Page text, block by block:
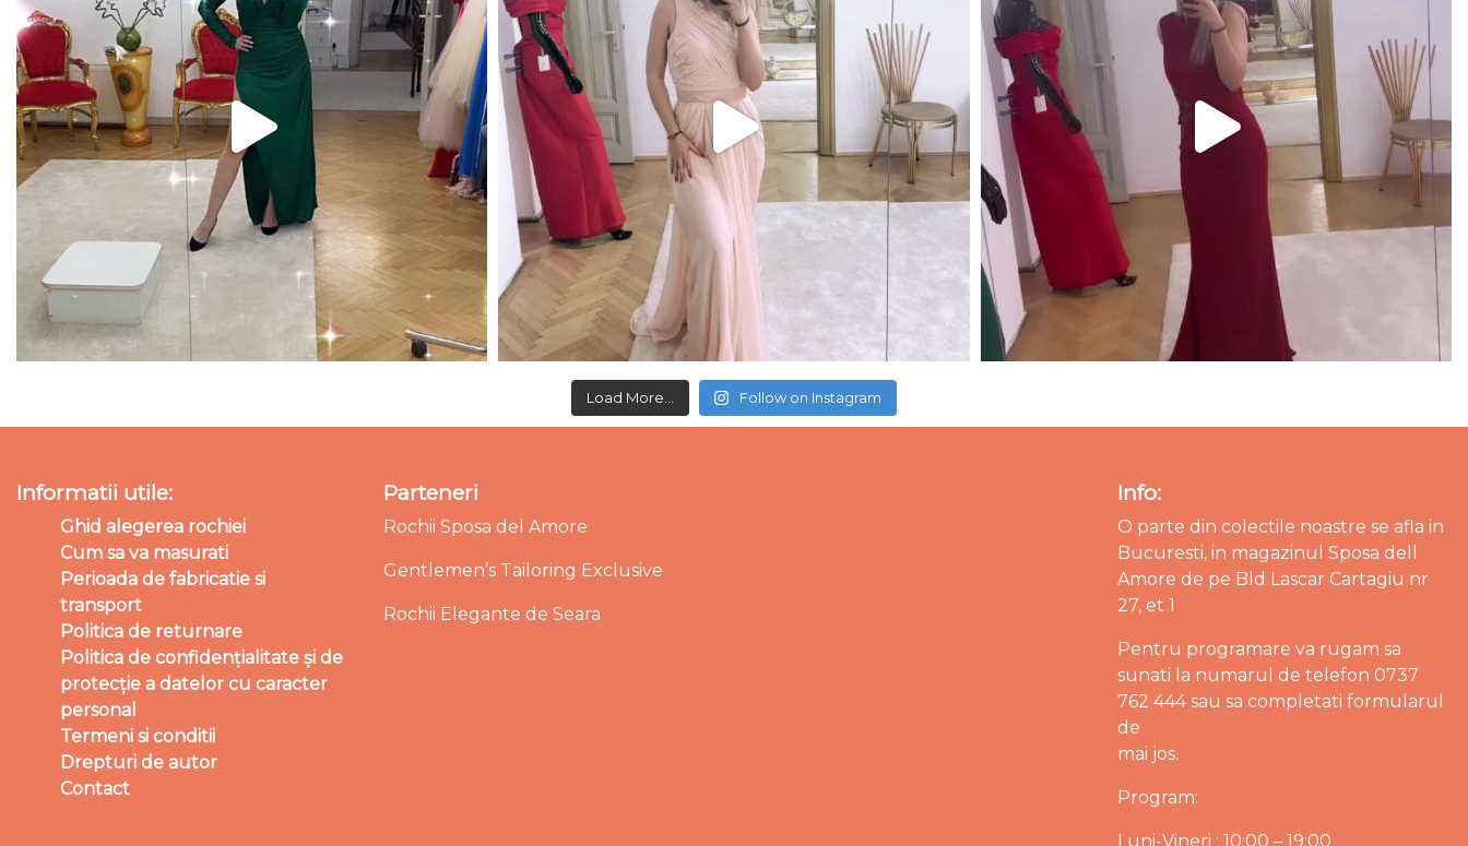
Load More... Follow on Instagram
Informatii utile:
Ghid alegerea rochiei
Cum sa va masurati
Perioada de fabricatie si
transport
Politica de returnare
Politica de confidențialitate și de
protecție a datelor cu caracter
personal
Termeni si conditii
Drepturi de autor
Contact
Parteneri
Rochii Sposa del Amore
Gentlemen’s Tailoring Exclusive
Rochii Elegante de Seara
Info:
O parte din colectile noastre se afla in
Bucuresti, in magazinul Sposa dell
Amore de pe Bld Lascar Cartagiu nr
27, et 1
Pentru programare va rugam sa
sunati la numarul de telefon 0737
762 444 sau sa completati formularul
de
mai jos.
Program:
Luni-Vineri : 10:00 – 19:00